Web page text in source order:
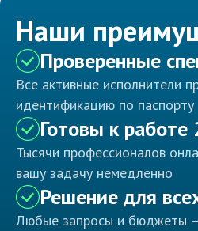
Наши
Проверенные
Все активные исполнители
идентификацию по паспорту
Готовы к
Тысячи профессионалов
вашу задачу немедленно
Решение для
Любые запросы и бюджеты